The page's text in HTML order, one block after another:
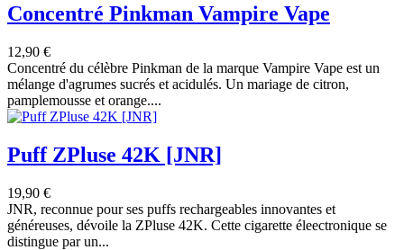
Concentré Pinkman Vampire Vape
12,90 €
Concentré du célèbre Pinkman de la marque Vampire Vape est un
mélange d'agrumes sucrés et acidulés. Un mariage de citron,
pamplemousse et orange....
Puff ZPluse 42K [JNR]
19,90 €
JNR, reconnue pour ses puffs rechargeables innovantes et
généreuses, dévoile la ZPluse 42K. Cette cigarette éleectronique se
distingue par un...